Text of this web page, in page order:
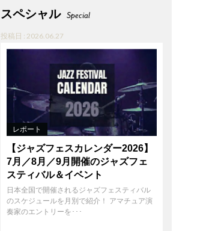
スペシャル Special
投稿日 : 2026.06.27
レポート
【ジャズフェスカレンダー2026】
7月／8月／9月開催のジャズフェ
スティバル＆イベント
日本全国で開催されるジャズフェスティバル
のスケジュールを月別で紹介！ アマチュア演
奏家のエントリーを･･･